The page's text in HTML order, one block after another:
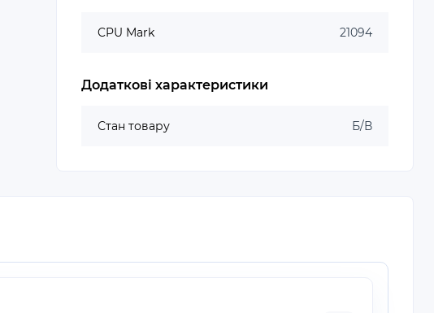
CPU Mark 21094
Додаткові характеристики
Стан товару Б/В